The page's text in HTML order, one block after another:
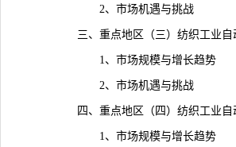
2、市场机遇与挑战
三、重点地区（三）纺织工业自
1、市场规模与增长趋势
2、市场机遇与挑战
四、重点地区（四）纺织工业自
1、市场规模与增长趋势